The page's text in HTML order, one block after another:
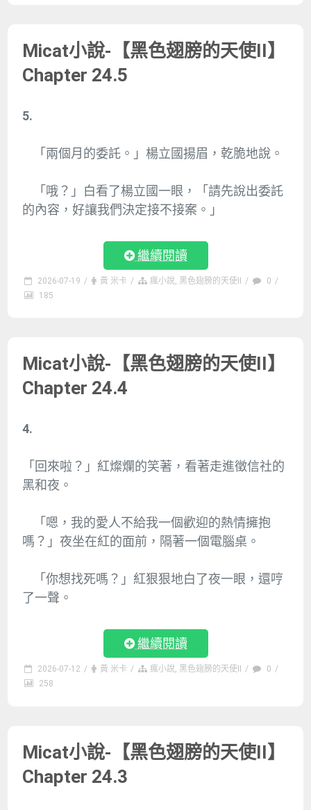
Micat小說-【黑色翅膀的天使II】
Chapter 24.5
5.
「兩個月的委託。」楊立國揚眉，乾脆地說。
「哦？」白看了楊立國一眼，「請先說出委託
的內容，好讓我們決定接不接案。」
繼續閱讀
2026-07-19 / 黃 米卡 / 瘋小說, 黑色翅膀的天使II / 0 /
185
Micat小說-【黑色翅膀的天使II】
Chapter 24.4
4.
「回來啦？」紅燦爛的笑著，看著走進徵信社的
黑和夜。
「嗯，我的愛人不給我一個歡迎的熱情擁抱
嗎？」夜坐在紅的面前，隔著一個電腦桌。
「你想找死嗎？」紅狠狠地白了夜一眼，還哼
了一聲。
繼續閱讀
2026-07-12 / 黃 米卡 / 瘋小說, 黑色翅膀的天使II / 0 /
258
Micat小說-【黑色翅膀的天使II】
Chapter 24.3